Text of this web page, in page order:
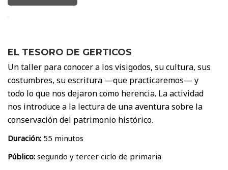
EL TESORO DE GERTICOS
Un taller para conocer a los visigodos, su cultura, sus
costumbres, su escritura —que practicaremos— y
todo lo que nos dejaron como herencia. La actividad
nos introduce a la lectura de una aventura sobre la
conservación del patrimonio histórico.
Duración: 55 minutos
Público: segundo y tercer ciclo de primaria